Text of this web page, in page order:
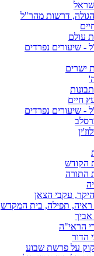
דרשות מהר"ל
עולם
- שיעורים נפרדים
ישרים
חיים
- שיעורים נפרדים
הקודש
התורה
עקבי הצאן
ראיה, תפילה, בית המקדש
הראי"ה
הדור
על פרשת שבוע